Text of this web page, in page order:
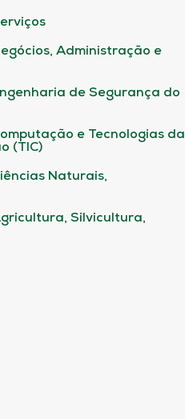
Administração e
de Segurança do
e Tecnologias da
(TIC)
Naturais,
Silvicultura,